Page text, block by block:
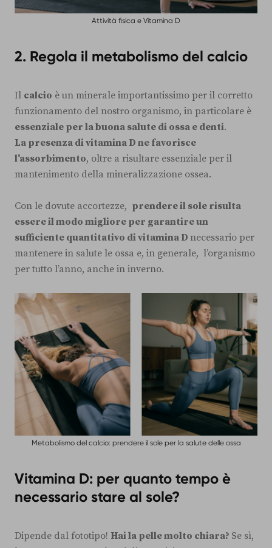
Attività fisica e Vitamina D
2. Regola il metabolismo del calcio
‍Il calcio è un minerale importantissimo per il corretto
funzionamento del nostro organismo, in particolare è
essenziale per la buona salute di ossa e denti.
La presenza di vitamina D ne favorisce
l'assorbimento, oltre a risultare essenziale per il
mantenimento della mineralizzazione ossea.
Con le dovute accortezze, prendere il sole risulta
essere il modo migliore per garantire un
sufficiente quantitativo di vitamina D necessario per
mantenere in salute le ossa e, in generale, l’organismo
per tutto l’anno, anche in inverno.
Metabolismo del calcio: prendere il sole per la salute delle ossa
Vitamina D: per quanto tempo è
necessario stare al sole?
Dipende dal fototipo! Hai la pelle molto chiara? Se sì,